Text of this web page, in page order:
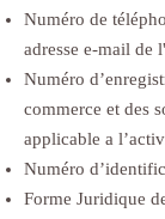
Numéro de
adresse e-mail de
Numéro
commerce et des
applicable a
Numéro
Forme Juridique